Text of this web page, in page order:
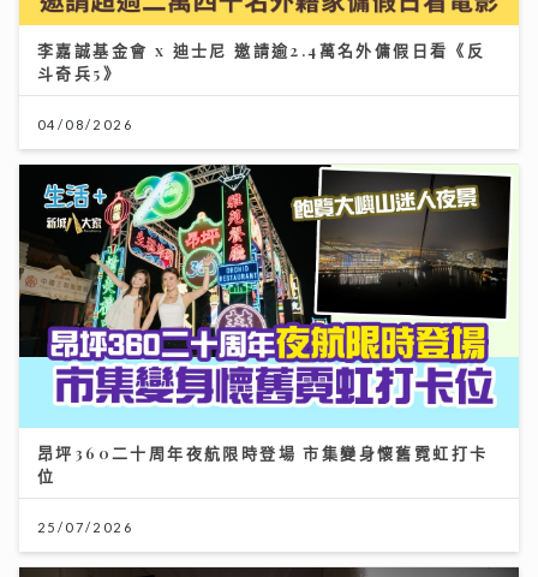
李嘉誠基金會 x 迪士尼 邀請逾2.4萬名外傭假日看《反
斗奇兵5》
04/08/2026
昂坪360二十周年夜航限時登場 市集變身懷舊霓虹打卡
位
25/07/2026